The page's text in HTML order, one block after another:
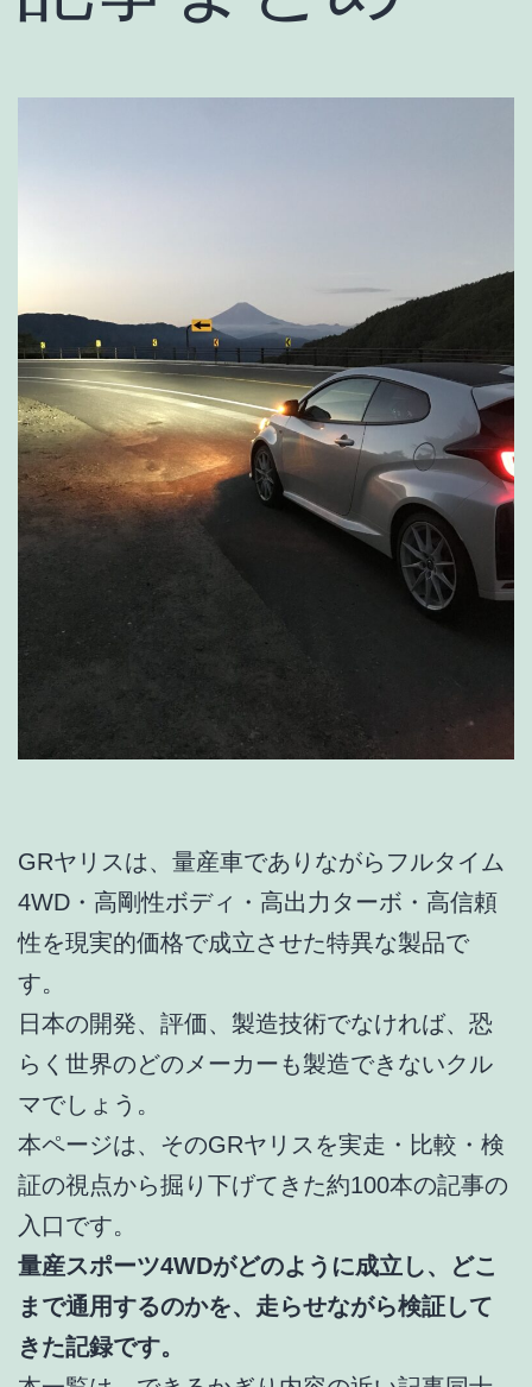
GRヤリスは、量産車でありながらフルタイム
4WD・高剛性ボディ・高出力ターボ・高信頼
性を現実的価格で成立させた特異な製品で
す。
日本の開発、評価、製造技術でなければ、恐
らく世界のどのメーカーも製造できないクル
マでしょう。
本ページは、そのGRヤリスを実走・比較・検
証の視点から掘り下げてきた約100本の記事の
入口です。
量産スポーツ4WDがどのように成立し、どこ
まで通用するのかを、走らせながら検証して
きた記録です。